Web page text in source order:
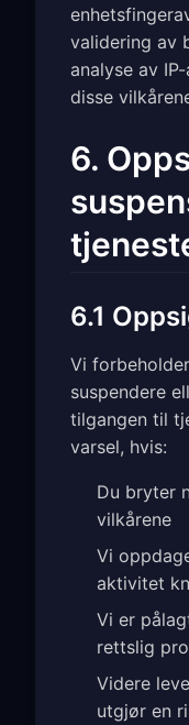
validering av
analyse av
disse
6.
6.1
Vi
suspendere
tilgangen til
varsel, hvis:
Du bryter
vilkårene
Vi
aktivitet
Vi er
rettslig
Videre
utgjør en